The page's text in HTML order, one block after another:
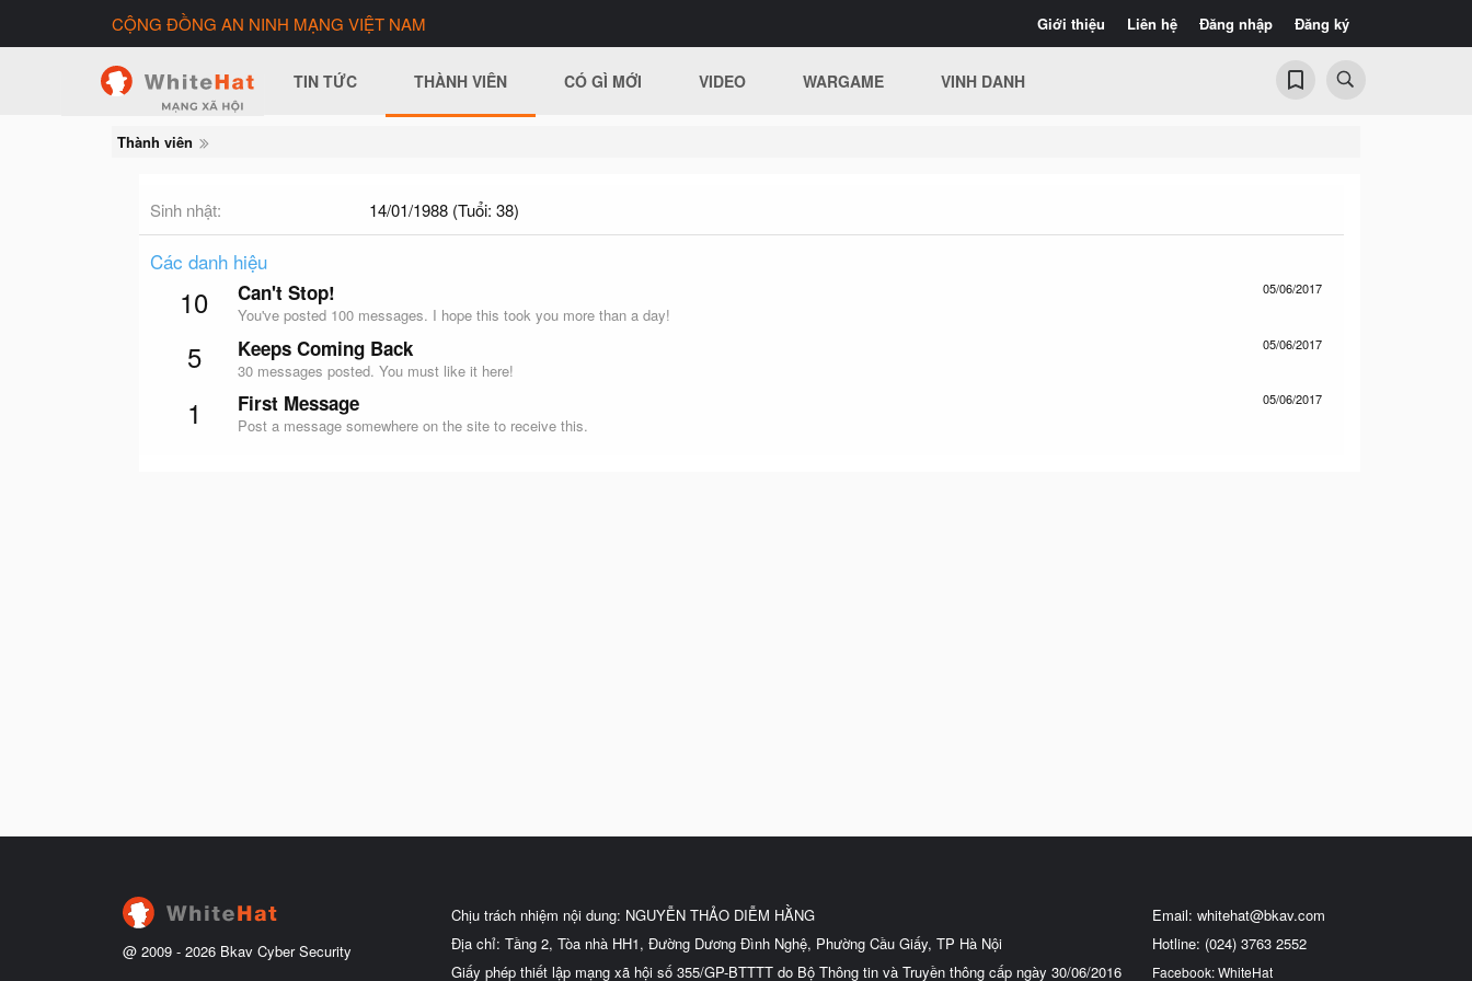
Giới thiệu Liên hệ Đăng nhập Đăng ký
CỘNG ĐỒNG AN NINH MẠNG VIỆT NAM
TIN TỨC THÀNH VIÊN CÓ GÌ MỚI VIDEO WARGAME VINH DANH
Thành viên
Sinh nhật 14/01/1988 (Tuổi: 38)
Các danh hiệu
10 05/06/2017
Can't Stop!
You've posted 100 messages. I hope this took you more than a day!
5 05/06/2017
Keeps Coming Back
30 messages posted. You must like it here!
1 05/06/2017
First Message
Post a message somewhere on the site to receive this.
@ 2009 - 2026 Bkav Cyber Security
Chịu trách nhiệm nội dung: NGUYỄN THẢO DIỄM HẰNG
Địa chỉ: Tầng 2, Tòa nhà HH1, Đường Dương Đình Nghệ, Phường Cầu Giấy, TP Hà Nội
Giấy phép thiết lập mạng xã hội số 355/GP-BTTTT do Bộ Thông tin và Truyền thông cấp ngày 30/06/2016
Email: whitehat@bkav.com
Hotline: (024) 3763 2552
Facebook: WhiteHat